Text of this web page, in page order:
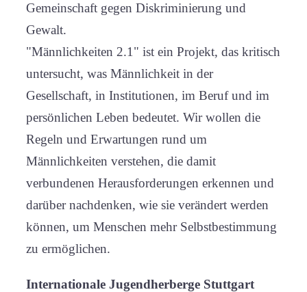
Gemeinschaft gegen Diskriminierung und
Gewalt.
"Männlichkeiten 2.1" ist ein Projekt, das kritisch
untersucht, was Männlichkeit in der
Gesellschaft, in Institutionen, im Beruf und im
persönlichen Leben bedeutet. Wir wollen die
Regeln und Erwartungen rund um
Männlichkeiten verstehen, die damit
verbundenen Herausforderungen erkennen und
darüber nachdenken, wie sie verändert werden
können, um Menschen mehr Selbstbestimmung
zu ermöglichen.
Internationale Jugendherberge Stuttgart